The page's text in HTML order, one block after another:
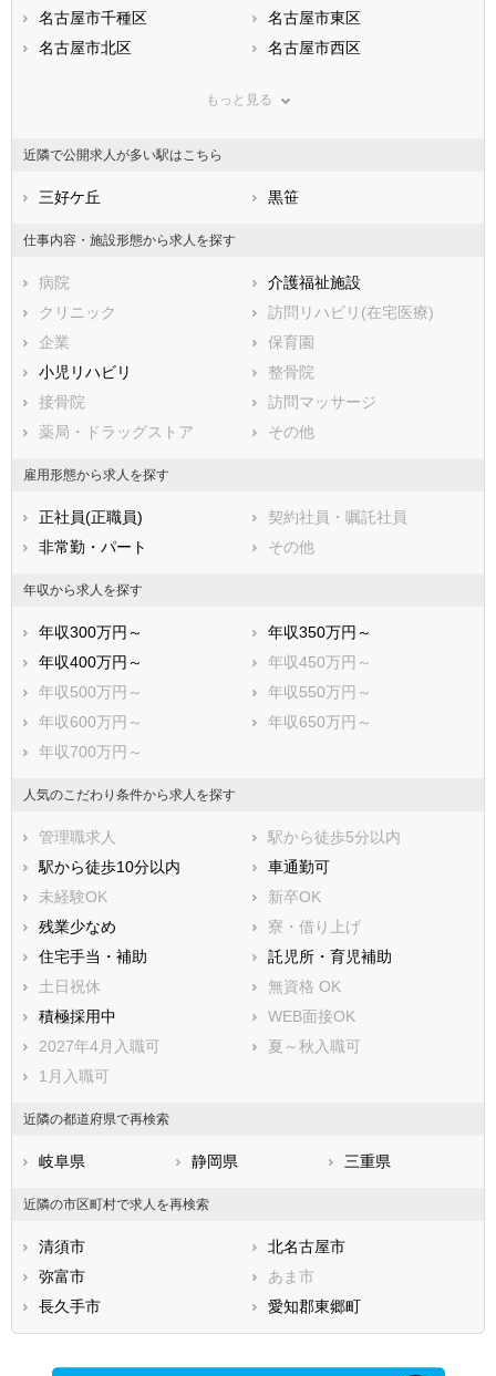
滋賀県
大阪府
兵庫県
和歌山県
山口県
福岡県
佐賀県
熊本県
名古屋市千種区
名古屋市東区
名古屋市北区
名古屋市西区
名古屋市瑞穂区
名古屋市港区
名古屋市守山区
名古屋市緑区
豊橋市
岡崎市
一宮市
瀬戸市
半田市
春日井市
豊川市
津島市
碧南市
刈谷市
豊田市
安城市
西尾市
江南市
小牧市
稲沢市
新城市
東海市
尾張旭市
高浜市
岩倉市
豊明市
日進市
田原市
愛西市
清須市
北名古屋市
みよし市
長久手市
愛知郡東郷町
西春日井郡豊山町
丹羽郡大口町
海部郡大治町
海部郡蟹江町
海部郡飛島村
知多郡阿久比町
知多郡東浦町
知多郡南知多町
知多郡武豊町
額田郡幸田町
北設楽郡設楽町
北設楽郡東栄町
北設楽郡豊根村
もっと見る
近隣で公開求人が多い駅はこちら
三好ケ丘 黒笹
仕事内容・施設形態から求人を探す
病院
介護福祉施設
クリニック
訪問リハビリ(在宅医療)
企業
保育園
小児リハビリ
整骨院
接骨院
訪問マッサージ
薬局・ドラッグストア
その他
雇用形態から求人を探す
正社員(正職員)
契約社員・嘱託社員
非常勤・パート
その他
年収から求人を探す
年収300万円～
年収350万円～
年収400万円～
年収450万円～
年収500万円～
年収550万円～
年収600万円～
年収650万円～
年収700万円～
人気のこだわり条件から求人を探す
管理職求人
駅から徒歩5分以内
駅から徒歩10分以内
車通勤可
未経験OK
新卒OK
残業少なめ
寮・借り上げ
住宅手当・補助
託児所・育児補助
土日祝休
無資格 OK
積極採用中
WEB面接OK
2027年4月入職可
夏～秋入職可
1月入職可
近隣の都道府県で再検索
岐阜県 静岡県 三重県
近隣の市区町村で求人を再検索
清須市
北名古屋市
弥富市
あま市
長久手市
愛知郡東郷町